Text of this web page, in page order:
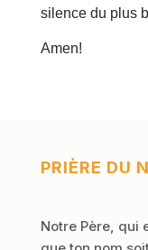
silence du plus
Amen!
PRIÈRE DU
Notre Père, qui